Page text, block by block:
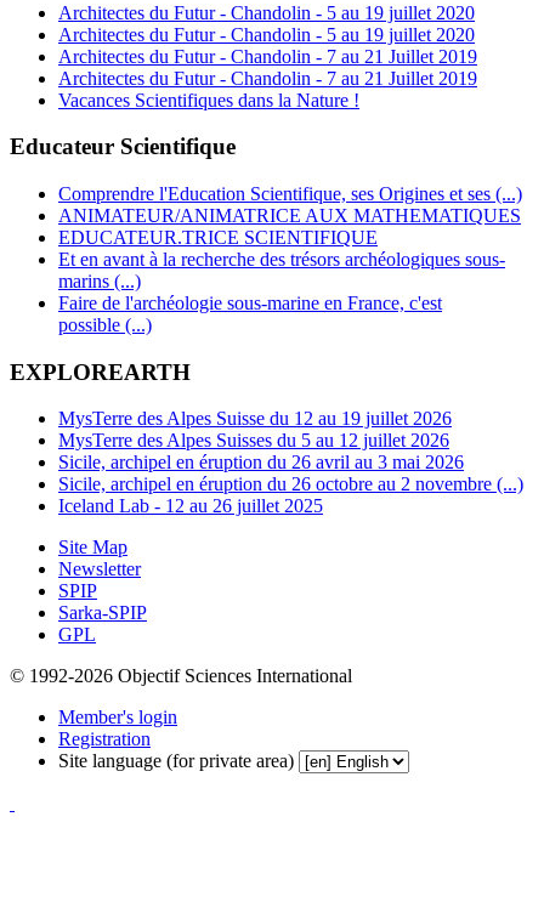
Architectes du Futur - Chandolin - 5 au 19 juillet 2020
Architectes du Futur - Chandolin - 5 au 19 juillet 2020
Architectes du Futur - Chandolin - 7 au 21 Juillet 2019
Architectes du Futur - Chandolin - 7 au 21 Juillet 2019
Vacances Scientifiques dans la Nature !
Educateur Scientifique
Comprendre l'Education Scientifique, ses Origines et ses (...)
ANIMATEUR/ANIMATRICE AUX MATHEMATIQUES
EDUCATEUR.TRICE SCIENTIFIQUE
Et en avant à la recherche des trésors archéologiques sous-
marins (...)
Faire de l'archéologie sous-marine en France, c'est
possible (...)
EXPLOREARTH
MysTerre des Alpes Suisse du 12 au 19 juillet 2026
MysTerre des Alpes Suisses du 5 au 12 juillet 2026
Sicile, archipel en éruption du 26 avril au 3 mai 2026
Sicile, archipel en éruption du 26 octobre au 2 novembre (...)
Iceland Lab - 12 au 26 juillet 2025
Site Map
Newsletter
SPIP
Sarka-SPIP
GPL
© 1992-2026 Objectif Sciences International
Member's login
Registration
Site language (for private area)